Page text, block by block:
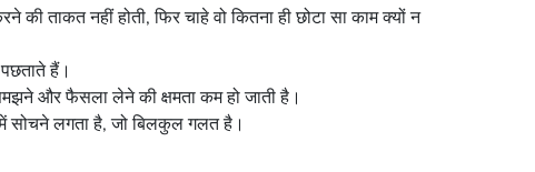
ताकत नहीं होती, फिर चाहे वो कितना ही छोटा सा काम क्यों न
हैं।
और फैसला लेने की क्षमता कम हो जाती है।
सोचने लगता है, जो बिलकुल गलत है।